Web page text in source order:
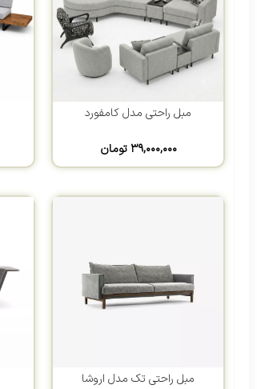
مبل راحتی مدل کامفورد
۳۹,۰۰۰,۰۰۰ تومان
مبل راحتی تک مدل اروشا